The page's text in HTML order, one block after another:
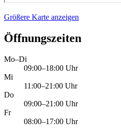
Größere Karte anzeigen
Öffnungszeiten
Mo–Di
09:00–18:00 Uhr
Mi
11:00–21:00 Uhr
Do
09:00–21:00 Uhr
Fr
08:00–17:00 Uhr